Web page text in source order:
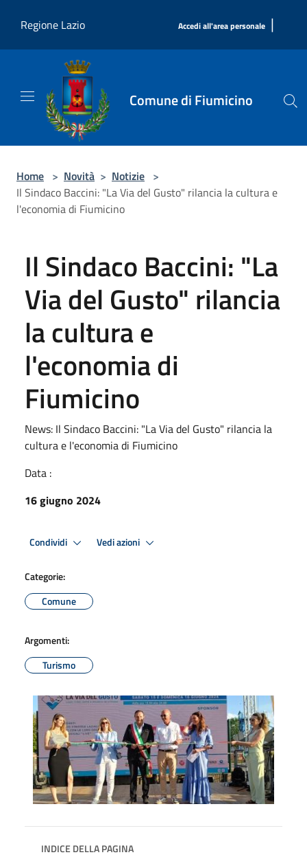
Regione Lazio
Accedi all'area personale |
Comune di Fiumicino
Home > Novità > Notizie >
Il Sindaco Baccini: "La Via del Gusto" rilancia la cultura e
l'economia di Fiumicino
Il Sindaco Baccini: "La
Via del Gusto" rilancia
la cultura e
l'economia di
Fiumicino
News: Il Sindaco Baccini: "La Via del Gusto" rilancia la
cultura e l'economia di Fiumicino
Data :
16 giugno 2024
Condividi Vedi azioni
Categorie:
Comune
Argomenti:
Turismo
INDICE DELLA PAGINA